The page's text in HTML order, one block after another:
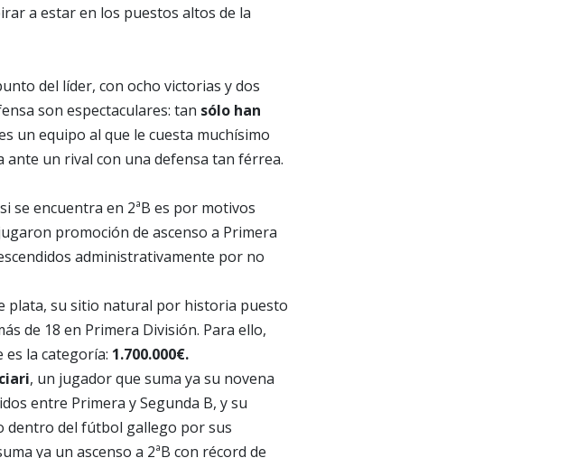
a estar en los puestos altos de la
del líder, con ocho victorias y dos
son espectaculares: tan sólo han
un equipo al que le cuesta muchísimo
ante un rival con una defensa tan férrea.
se encuentra en 2ªB es por motivos
promoción de ascenso a Primera
administrativamente por no
plata, su sitio natural por historia puesto
de 18 en Primera División. Para ello,
es la categoría: 1.700.000€.
, un jugador que suma ya su novena
entre Primera y Segunda B, y su
dentro del fútbol gallego por sus
ya un ascenso a 2ªB con récord de